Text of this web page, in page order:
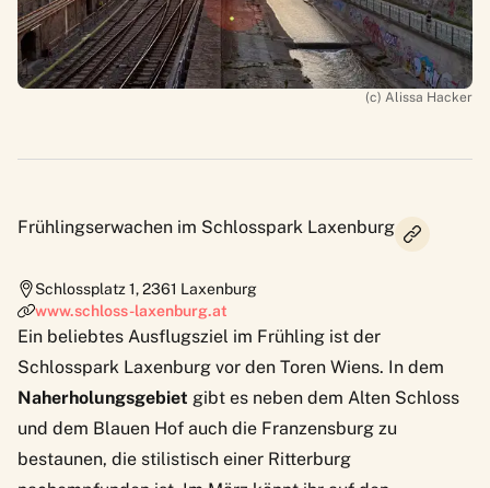
(c) Alissa Hacker
Frühlingserwachen im Schlosspark Laxenburg
Schlossplatz 1,2361 Laxenburg
www.schloss-laxenburg.at
Ein beliebtes Ausflugsziel im Frühling ist der
Schlosspark Laxenburg vor den Toren Wiens. In dem
Naherholungsgebiet gibt es neben dem Alten Schloss
und dem Blauen Hof auch die Franzensburg zu
bestaunen, die stilistisch einer Ritterburg